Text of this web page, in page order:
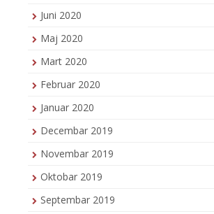
Juni 2020
Maj 2020
Mart 2020
Februar 2020
Januar 2020
Decembar 2019
Novembar 2019
Oktobar 2019
Septembar 2019